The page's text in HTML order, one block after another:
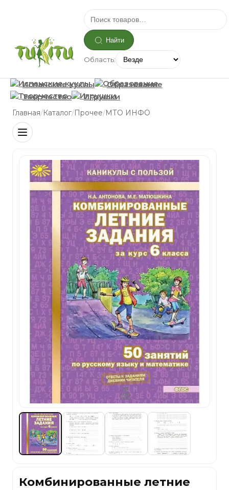
Найти
Область:
Испанские куклы
Образование
Творчество
Игрушки
Главная/Каталог/Прочее/МТО ИНФО
Комбинированные летние